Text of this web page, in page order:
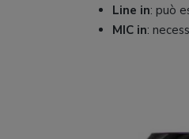
Line in: può
MIC in: